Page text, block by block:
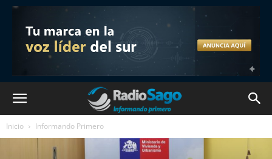
Inicio Informando Primero